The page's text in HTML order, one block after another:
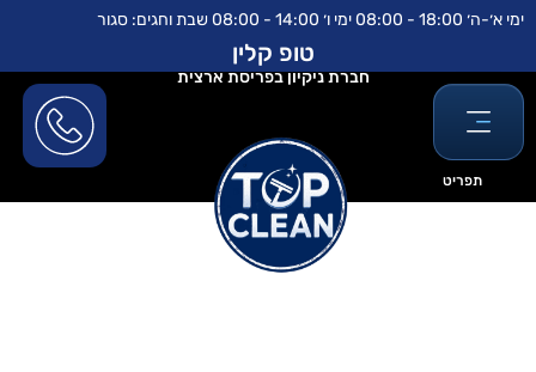
לתוכן
דילוג
ימי א׳-ה׳ 18:00 - 08:00 ימי ו׳ 14:00 - 08:00 שבת וחגים: סגור
תפריט
טופ קלין
חברת ניקיון בפריסת ארצית